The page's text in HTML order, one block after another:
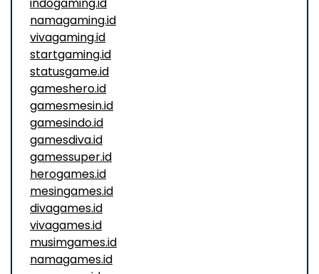
namagaming.id
vivagaming.id
startgaming.id
statusgame.id
gameshero.id
gamesmesin.id
gamesindo.id
gamesdiva.id
gamessuper.id
herogames.id
mesingames.id
divagames.id
vivagames.id
musimgames.id
namagames.id